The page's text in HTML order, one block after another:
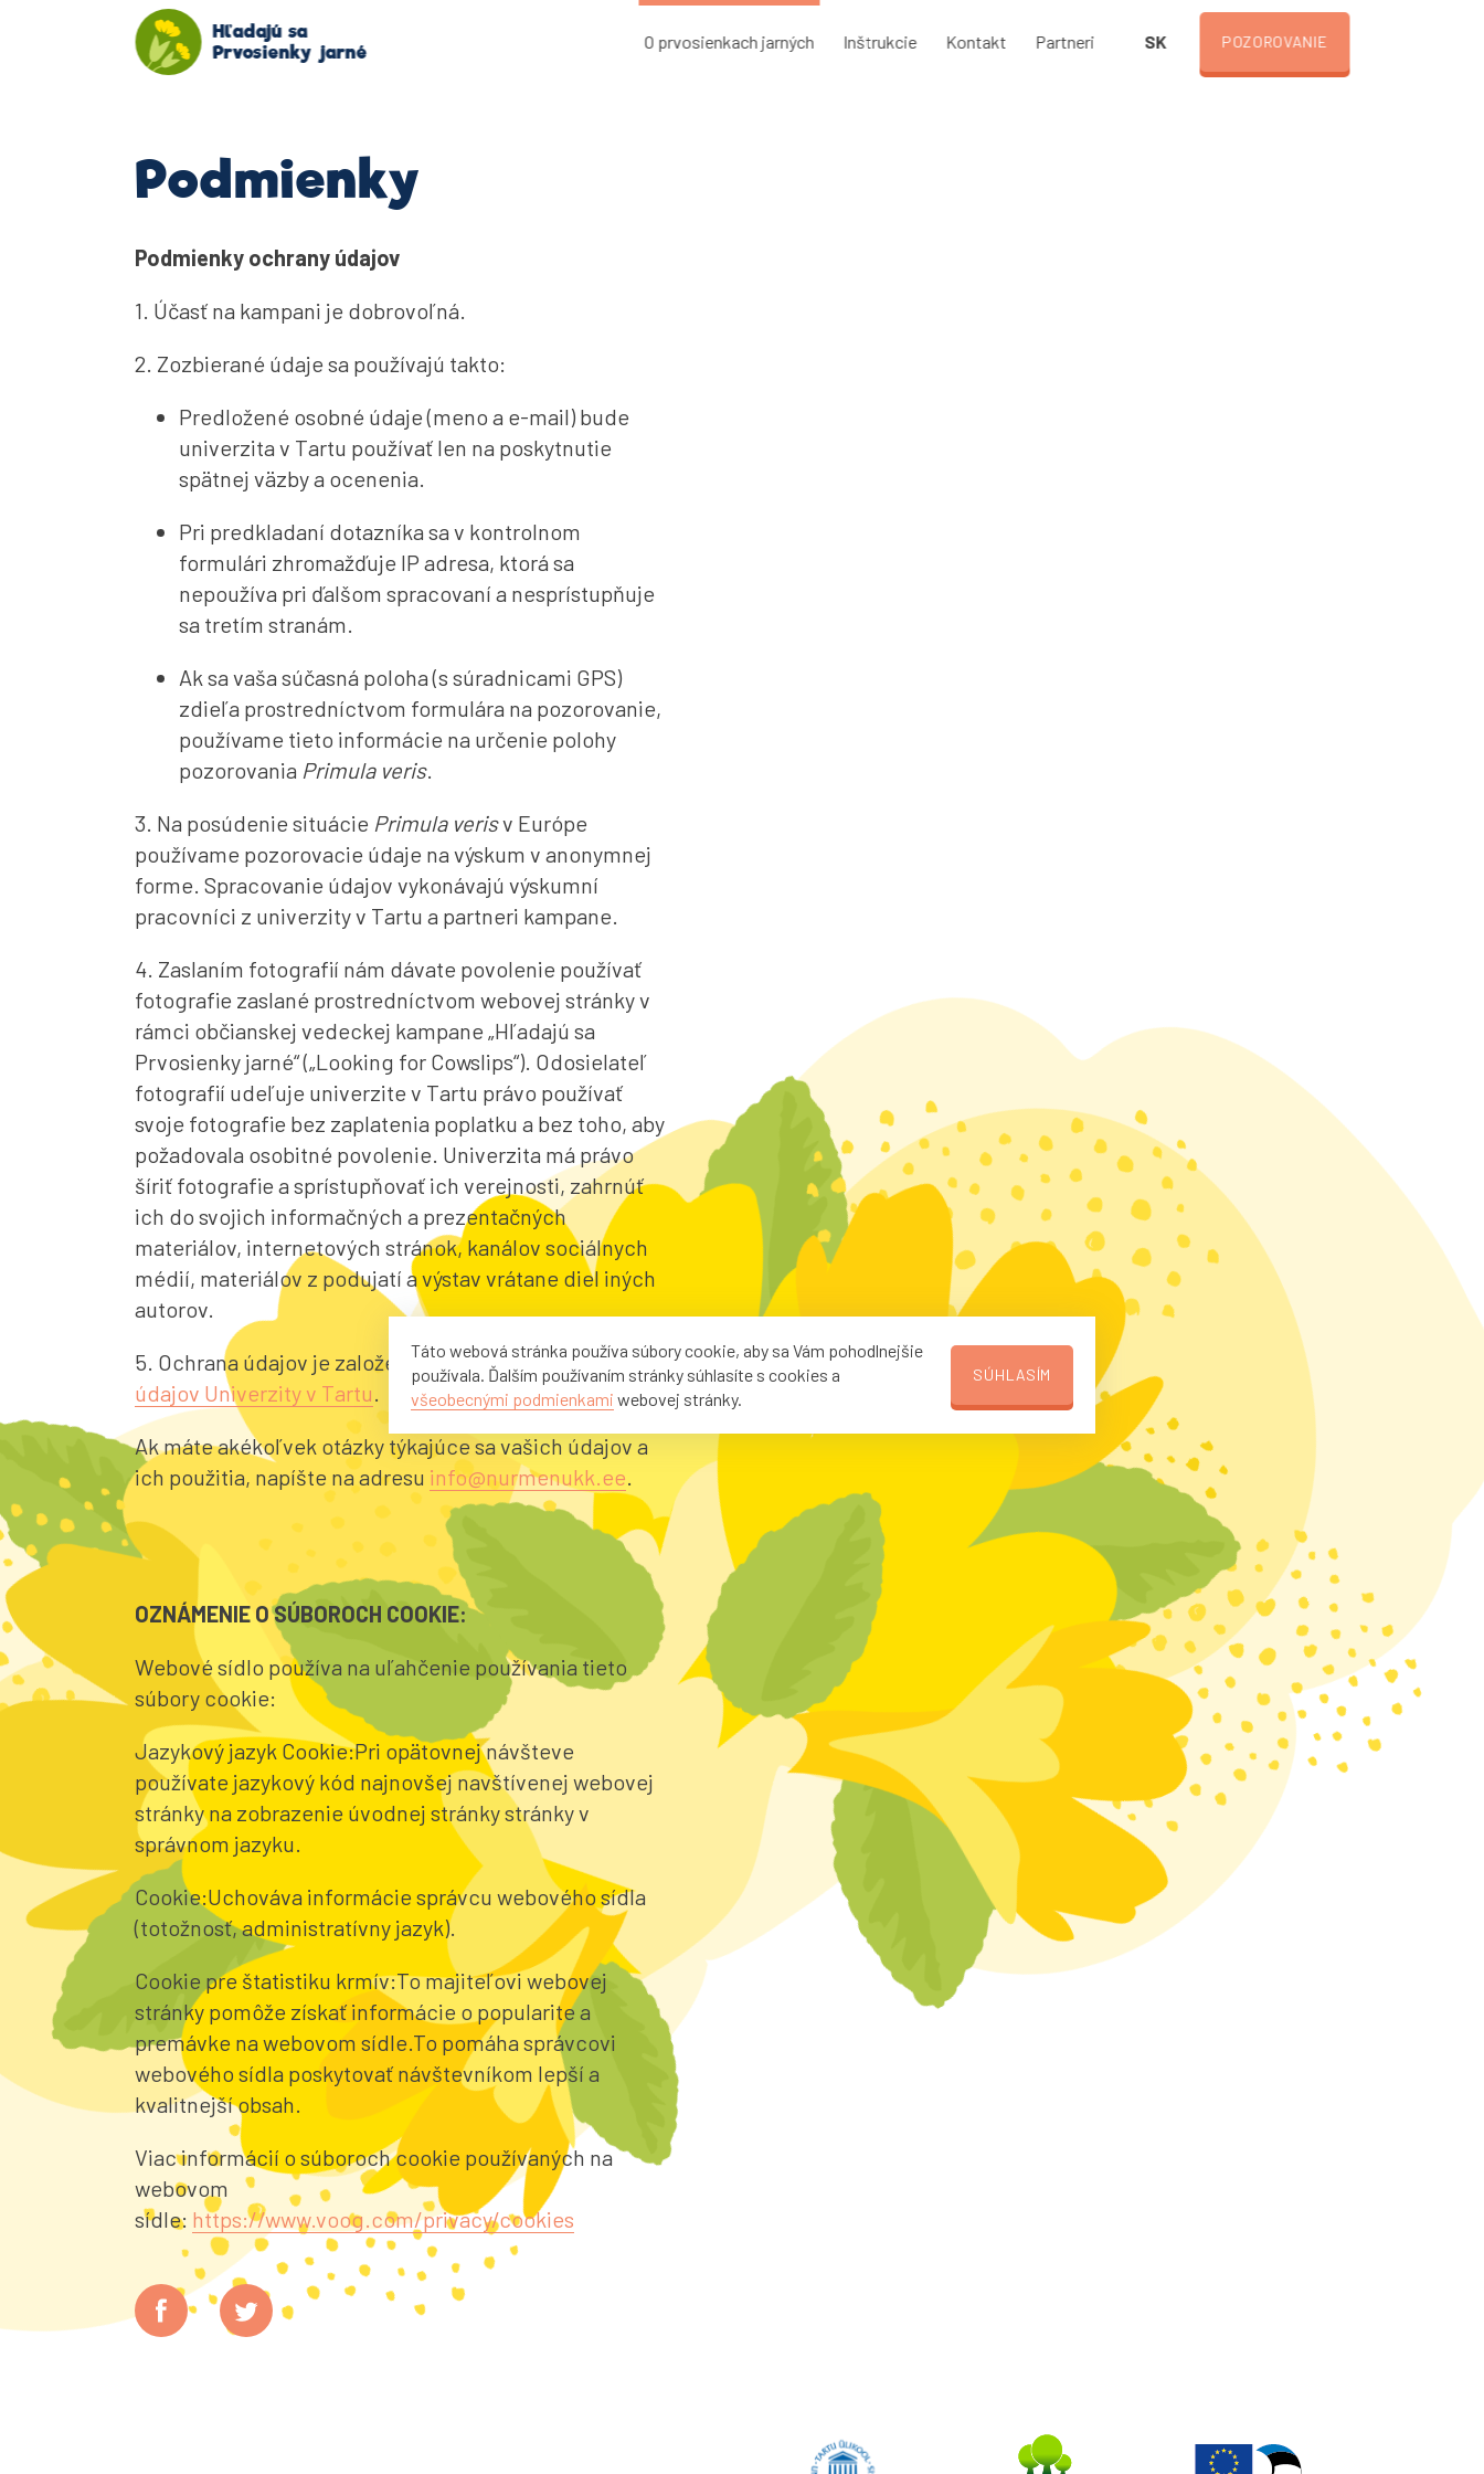
Hľadajú sa
Prvosienky jarné
O prvosienkach jarných Inštrukcie Kontakt Partneri SK POZOROVANIE
Podmienky
Podmienky ochrany údajov
1. Účasť na kampani je dobrovoľná.
2. Zozbierané údaje sa používajú takto:
Predložené osobné údaje (meno a e-mail) bude
univerzita v Tartu používať len na poskytnutie
spätnej väzby a ocenenia.
Pri predkladaní dotazníka sa v kontrolnom
formulári zhromažďuje IP adresa, ktorá sa
nepoužíva pri ďalšom spracovaní a nesprístupňuje
sa tretím stranám.
Ak sa vaša súčasná poloha (s súradnicami GPS)
zdieľa prostredníctvom formulára na pozorovanie,
používame tieto informácie na určenie polohy
pozorovania Primula veris.
3. Na posúdenie situácie Primula verisv Európe
používame pozorovacie údaje na výskum v anonymnej
forme. Spracovanie údajov vykonávajú výskumní
pracovníci z univerzity v Tartu a partneri kampane.
4. Zaslaním fotografií nám dávate povolenie používať
fotografie zaslané prostredníctvom webovej stránky v
rámci občianskej vedeckej kampane „Hľadajú sa
Prvosienky jarné“ („Looking for Cowslips“). Odosielateľ
fotografií udeľuje univerzite v Tartu právo používať
svoje fotografie bez zaplatenia poplatku a bez toho, aby
požadovala osobitné povolenie. Univerzita má právo
šíriť fotografie a sprístupňovať ich verejnosti, zahrnúť
ich do svojich informačných a prezentačných
materiálov, internetových stránok, kanálov sociálnych
médií, materiálov z podujatí a výstav vrátane diel iných
autorov.
5. Ochrana údajov je založenána pravidlách ochrany
údajov Univerzity v Tartu.
Ak máte akékoľvek otázky týkajúce sa vašich údajov a
ich použitia, napíšte na adresu info@nurmenukk.ee.
OZNÁMENIE O SÚBOROCH COOKIE:
Webové sídlo používa na uľahčenie používania tieto
súbory cookie:
Jazykový jazyk Cookie:Pri opätovnej návšteve
používate jazykový kód najnovšej navštívenej webovej
stránky na zobrazenie úvodnej stránky stránky v
správnom jazyku.
Cookie:Uchováva informácie správcu webového sídla
(totožnosť, administratívny jazyk).
Cookie pre štatistiku krmív:To majiteľovi webovej
stránky pomôže získať informácie o popularite a
premávke na webovom sídle.To pomáha správcovi
webového sídla poskytovať návštevníkom lepší a
kvalitnejší obsah.
Viac informácií o súboroch cookie používaných na
webovom
sídle: https://www.voog.com/privacy/cookies
Táto webová stránka používa súbory cookie, aby sa Vám pohodlnejšie
používala. Ďalším používaním stránky súhlasíte s cookies a
všeobecnými podmienkami webovej stránky.
SÚHLASÍM